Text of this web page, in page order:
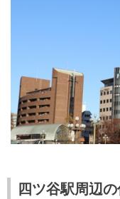
四ツ谷駅周辺